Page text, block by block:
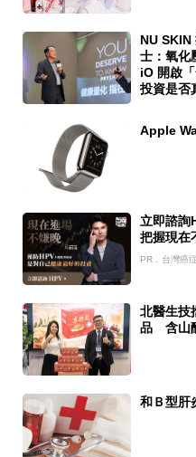
NU SKIN
士：氧化
iO 開啟
投資是否
Apple
立即諮詢
把握現在
PR．台灣癌
北醫生技
品 含山
和Ｂ型肝